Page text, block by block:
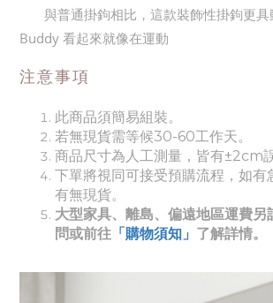
與普通掛鉤相比，這款裝飾性掛鉤更
Buddy 看起來就像在運動
注意事項
此商品須簡易組裝。
若無現貨需等候30-60工作天。
商品尺寸為人工測量，皆有±2cm
下單將視同可接受預購流程，如有
有無現貨。
大型家具、離島、偏遠地區運費另
問或前往 「購物須知」 了解詳情。